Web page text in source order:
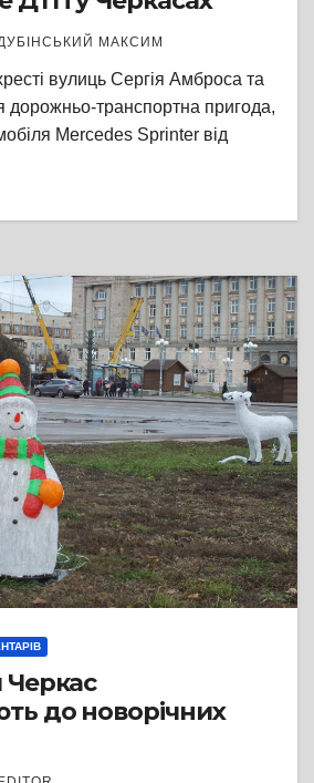
МАКСИМ
вулиць Сергія Амброса та
дорожньо-транспортна пригода,
Mercedes Sprinter від
Черкас
до новорічних